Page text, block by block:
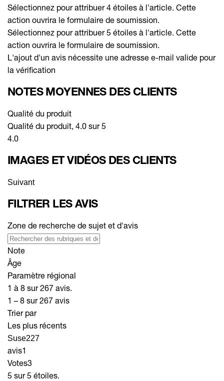
Sélectionnez pour attribuer 4 étoiles à l'article. Cette
action ouvrira le formulaire de soumission.
Sélectionnez pour attribuer 5 étoiles à l'article. Cette
action ouvrira le formulaire de soumission.
L'ajout d'un avis nécessite une adresse e-mail valide pour
la vérification
NOTES MOYENNES DES CLIENTS
Qualité du produit
Qualité du produit, 4.0 sur 5
4.0
IMAGES ET VIDÉOS DES CLIENTS
Suivant
FILTRER LES AVIS
Zone de recherche de sujet et d'avis
Note
Âge
Paramètre régional
1 à 8 sur 267 avis.
1 – 8 sur 267 avis
Trier par
Les plus récents
Suse227
avis1
Votes3
5 sur 5 étoiles.